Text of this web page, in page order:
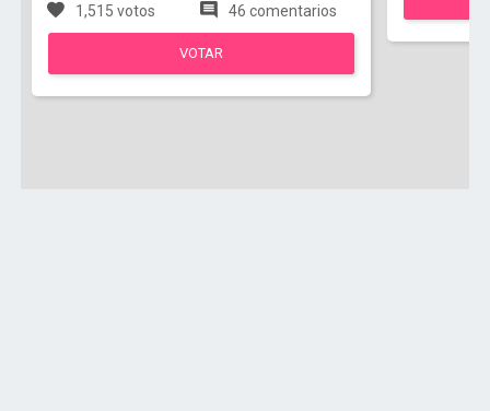
1,515 votos 46 comentarios
VOTAR